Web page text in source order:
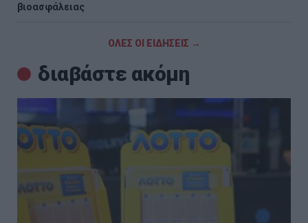
βιοασφάλειας
ΟΛΕΣ ΟΙ ΕΙΔΗΣΕΙΣ →
διαβάστε ακόμη